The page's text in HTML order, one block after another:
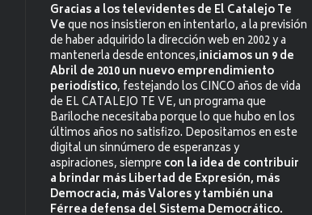
Gracias a los televidentes de El Catalejo Te
Veque nos insistieron en intentarlo, a la previsión
de haber adquirido la dirección web en 2002 y a
mantenerla desde entonces,iniciamos un 9 de
Abril de 2010 un nuevo emprendimiento
periodístico, festejando los CINCO años de vida
de EL CATALEJO TE VE, un programa que
Bariloche necesitaba porque lo que hubo en los
últimos años no satisfizo. Depositamos en este
digital un sinnúmero de esperanzas y
aspiraciones, siemprecon la idea de contribuir
a brindar más Libertad de Expresión, más
Democracia, más Valores y también una
Férrea defensa del Sistema Democrático.